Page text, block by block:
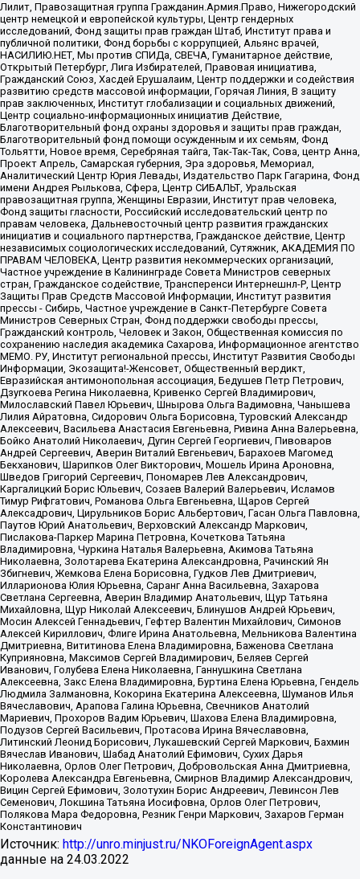
Лилит, Правозащитная группа Гражданин.Армия.Право, Нижегородский
центр немецкой и европейской культуры, Центр гендерных
исследований, Фонд защиты прав граждан Штаб, Институт права и
публичной политики, Фонд борьбы с коррупцией, Альянс врачей,
НАСИЛИЮ.НЕТ, Мы против СПИДа, СВЕЧА, Гуманитарное действие,
Открытый Петербург, Лига Избирателей, Правовая инициатива,
Гражданский Союз, Хасдей Ерушалаим, Центр поддержки и содействия
развитию средств массовой информации, Горячая Линия, В защиту
прав заключенных, Институт глобализации и социальных движений,
Центр социально-информационных инициатив Действие,
Благотворительный фонд охраны здоровья и защиты прав граждан,
Благотворительный фонд помощи осужденным и их семьям, Фонд
Тольятти, Новое время, Серебряная тайга, Так-Так-Так, Сова, центр Анна,
Проект Апрель, Самарская губерния, Эра здоровья, Мемориал,
Аналитический Центр Юрия Левады, Издательство Парк Гагарина, Фонд
имени Андрея Рылькова, Сфера, Центр СИБАЛЬТ, Уральская
правозащитная группа, Женщины Евразии, Институт прав человека,
Фонд защиты гласности, Российский исследовательский центр по
правам человека, Дальневосточный центр развития гражданских
инициатив и социального партнерства, Гражданское действие, Центр
независимых социологических исследований, Сутяжник, АКАДЕМИЯ ПО
ПРАВАМ ЧЕЛОВЕКА, Центр развития некоммерческих организаций,
Частное учреждение в Калининграде Совета Министров северных
стран, Гражданское содействие, Трансперенси Интернешнл-Р, Центр
Защиты Прав Средств Массовой Информации, Институт развития
прессы - Сибирь, Частное учреждение в Санкт-Петербурге Совета
Министров Северных Стран, Фонд поддержки свободы прессы,
Гражданский контроль, Человек и Закон, Общественная комиссия по
сохранению наследия академика Сахарова, Информационное агентство
МЕМО. РУ, Институт региональной прессы, Институт Развития Свободы
Информации, Экозащита!-Женсовет, Общественный вердикт,
Евразийская антимонопольная ассоциация, Бедушев Петр Петрович,
Дзугкоева Регина Николаевна, Кривенко Сергей Владимирович,
Милославский Павел Юрьевич, Шнырова Ольга Вадимовна, Чанышева
Лилия Айратовна, Сидорович Ольга Борисовна, Туровский Александр
Алексеевич, Васильева Анастасия Евгеньевна, Ривина Анна Валерьевна,
Бойко Анатолий Николаевич, Дугин Сергей Георгиевич, Пивоваров
Андрей Сергеевич, Аверин Виталий Евгеньевич, Барахоев Магомед
Бекханович, Шарипков Олег Викторович, Мошель Ирина Ароновна,
Шведов Григорий Сергеевич, Пономарев Лев Александрович,
Каргалицкий Борис Юльевич, Созаев Валерий Валерьевич, Исламов
Тимур Рифгатович, Романова Ольга Евгеньевна, Щаров Сергей
Алексадрович, Цирульников Борис Альбертович, Гасан Ольга Павловна,
Паутов Юрий Анатольевич, Верховский Александр Маркович,
Пислакова-Паркер Марина Петровна, Кочеткова Татьяна
Владимировна, Чуркина Наталья Валерьевна, Акимова Татьяна
Николаевна, Золотарева Екатерина Александровна, Рачинский Ян
Збигневич, Жемкова Елена Борисовна, Гудков Лев Дмитриевич,
Илларионова Юлия Юрьевна, Саранг Анна Васильевна, Захарова
Светлана Сергеевна, Аверин Владимир Анатольевич, Щур Татьяна
Михайловна, Щур Николай Алексеевич, Блинушов Андрей Юрьевич,
Мосин Алексей Геннадьевич, Гефтер Валентин Михайлович, Симонов
Алексей Кириллович, Флиге Ирина Анатольевна, Мельникова Валентина
Дмитриевна, Вититинова Елена Владимировна, Баженова Светлана
Куприяновна, Максимов Сергей Владимирович, Беляев Сергей
Иванович, Голубева Елена Николаевна, Ганнушкина Светлана
Алексеевна, Закс Елена Владимировна, Буртина Елена Юрьевна, Гендель
Людмила Залмановна, Кокорина Екатерина Алексеевна, Шуманов Илья
Вячеславович, Арапова Галина Юрьевна, Свечников Анатолий
Мариевич, Прохоров Вадим Юрьевич, Шахова Елена Владимировна,
Подузов Сергей Васильевич, Протасова Ирина Вячеславовна,
Литинский Леонид Борисович, Лукашевский Сергей Маркович, Бахмин
Вячеслав Иванович, Шабад Анатолий Ефимович, Сухих Дарья
Николаевна, Орлов Олег Петрович, Добровольская Анна Дмитриевна,
Королева Александра Евгеньевна, Смирнов Владимир Александрович,
Вицин Сергей Ефимович, Золотухин Борис Андреевич, Левинсон Лев
Семенович, Локшина Татьяна Иосифовна, Орлов Олег Петрович,
Полякова Мара Федоровна, Резник Генри Маркович, Захаров Герман
Константинович
Источник: http://unro.minjust.ru/NKOForeignAgent.aspx
данные на 24.03.2022